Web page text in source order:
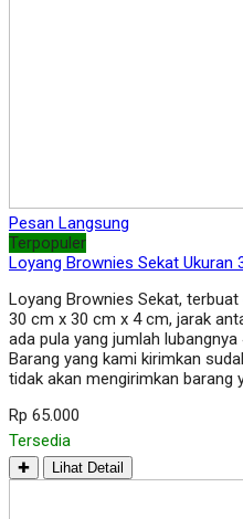
Pesan Langsung
Terpopuler
Loyang Brownies Sekat Ukuran
Loyang Brownies Sekat,
30 cm x 30 cm x 4 cm, jarak
ada pula yang jumlah
Barang yang kami kirimkan
tidak akan mengirimkan barang
Rp 65.000
Tersedia
✚ Lihat Detail